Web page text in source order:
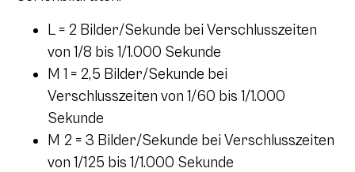
L = 2 Bilder/Sekunde bei Verschlusszeiten
von 1/8 bis 1/1.000 Sekunde
M 1 = 2,5 Bilder/Sekunde bei
Verschlusszeiten von 1/60 bis 1/1.000
Sekunde
M 2 = 3 Bilder/Sekunde bei Verschlusszeiten
von 1/125 bis 1/1.000 Sekunde